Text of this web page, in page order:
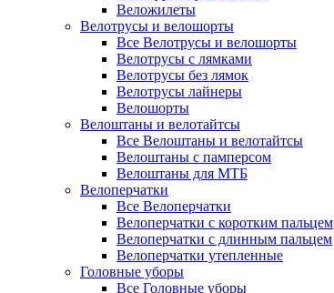
Веложилеты
Велотрусы и велошорты
Все Велотрусы и велошорты
Велотрусы с лямками
Велотрусы без лямок
Велотрусы лайнеры
Велошорты
Велоштаны и велотайтсы
Все Велоштаны и велотайтсы
Велоштаны с памперсом
Велоштаны для МТБ
Велоперчатки
Все Велоперчатки
Велоперчатки с коротким пальцем
Велоперчатки с длинным пальцем
Велоперчатки утепленные
Головные уборы
Все Головные уборы